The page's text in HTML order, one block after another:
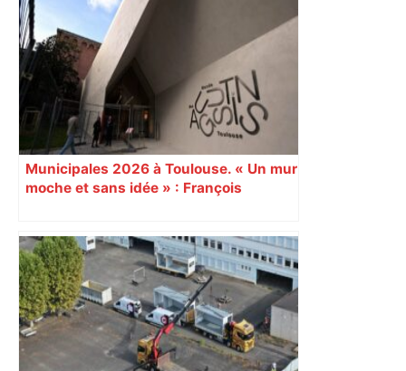
Municipales 2026 à Toulouse. « Un mur
moche et sans idée » : François
Augustins